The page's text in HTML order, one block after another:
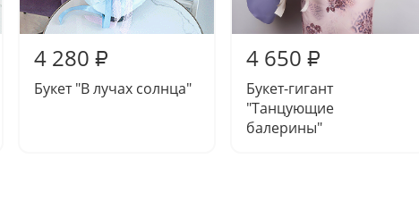
4 280 ₽
Букет "В лучах солнца"
4 650 ₽
Букет-гигант
"Танцующие
балерины"